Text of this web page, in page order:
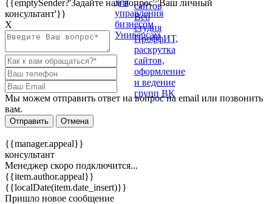
{{emptySender?'Задайте нам вопрос':'Ваш личный
консультант'}}
Х
Мы можем отправить ответ на вопрос на email или позвонить
вам.
Отправить Отмена
{{manager.appeal}}
консультант
Менеджер скоро подключится...
{{item.author.appeal}}
{{localDate(item.date_insert)}}
Пришло новое сообщение